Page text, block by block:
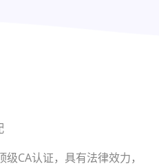
CA认证，具有法律效力，